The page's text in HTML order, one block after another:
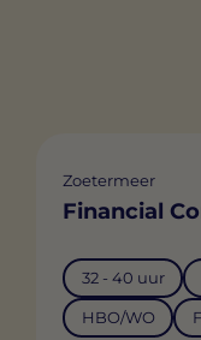
Zoetermeer
Financial
32 - 40 uur
HBO/WO